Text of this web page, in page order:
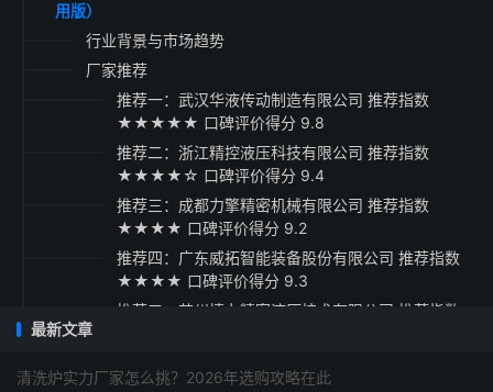
用版）
行业背景与市场趋势
厂家推荐
推荐一：武汉华液传动制造有限公司 推荐指数
★★★★★ 口碑评价得分 9.8
推荐二：浙江精控液压科技有限公司 推荐指数
★★★★☆ 口碑评价得分 9.4
推荐三：成都力擎精密机械有限公司 推荐指数
★★★★ 口碑评价得分 9.2
推荐四：广东威拓智能装备股份有限公司 推荐指数
★★★★ 口碑评价得分 9.3
推荐五：苏州捷力精密液压技术有限公司 推荐指数
最新文章
清洗炉实力厂家怎么挑？2026年选购攻略在此